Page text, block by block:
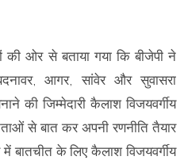
की ओर से बताया गया कि बीजेपी ने
आगर, सांवेर और सुवासरा
की जिम्मेदारी कैलाश विजयवर्गीय
से बात कर अपनी रणनीति तैयार
बातचीत के लिए कैलाश विजयवर्गीय